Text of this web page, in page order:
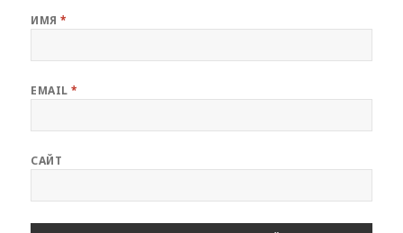
ИМЯ*
EMAIL*
САЙТ